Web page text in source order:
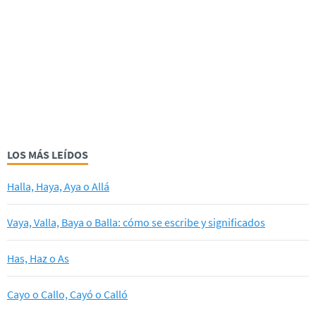
LOS MÁS LEÍDOS
Halla, Haya, Aya o Allá
Vaya, Valla, Baya o Balla: cómo se escribe y significados
Has, Haz o As
Cayo o Callo, Cayó o Calló